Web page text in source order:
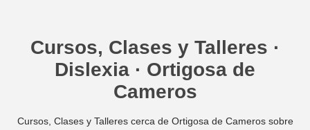
Cursos, Clases y Talleres ·
Dislexia · Ortigosa de
Cameros
Cursos, Clases y Talleres cerca de Ortigosa de Cameros sobre